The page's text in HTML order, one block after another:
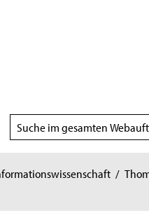
Suchbereich
wählen
/